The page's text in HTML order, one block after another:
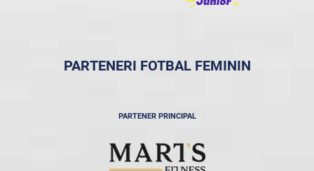
PARTENERI FOTBAL FEMININ
PARTENER PRINCIPAL